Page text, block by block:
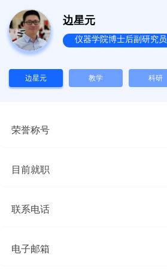
边星元
仪器学院博士后副研究员
边星元 教学 科研
荣誉称号
目前就职
联系电话
电子邮箱